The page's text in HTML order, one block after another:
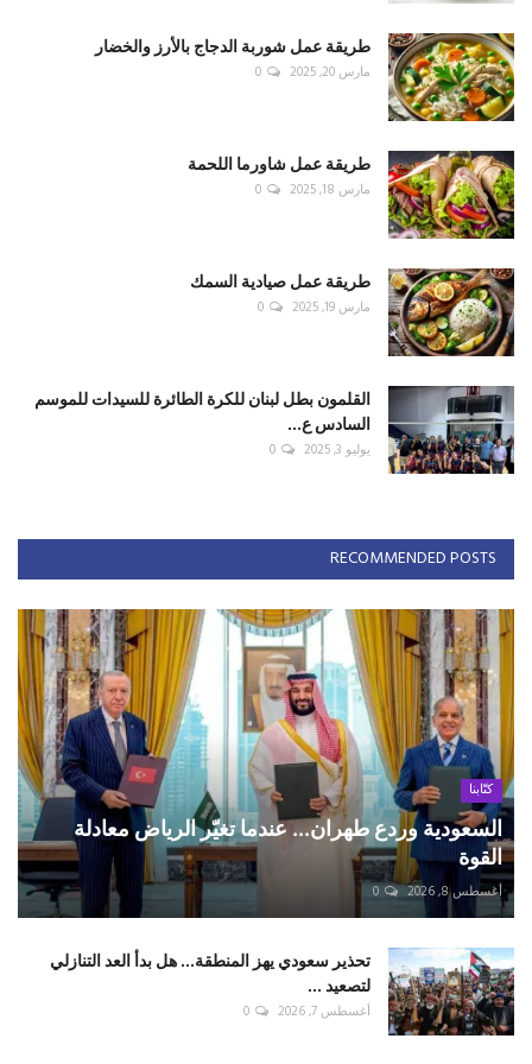
طريقة عمل شوربة الدجاج بالأرز والخضار
مارس 20, 2025 0
طريقة عمل شاورما اللحمة
مارس 18, 2025 0
طريقة عمل صيادية السمك
مارس 19, 2025 0
القلمون بطل لبنان للكرة الطائرة للسيدات للموسم
السادس ع...
يوليو 3, 2025 0
RECOMMENDED POSTS
كتّابنا
السعودية وردع طهران... عندما تغيّر الرياض معادلة
القوة
أغسطس 8, 2026 0
تحذير سعودي يهز المنطقة... هل بدأ العد التنازلي
لتصعيد ...
أغسطس 7, 2026 0